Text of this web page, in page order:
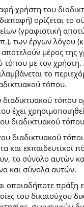
χρήστη του
ορίζεται το
(γραφιστική
των έργων λόγου
μέρος της
τόπου με τον
το
τόπου.
τόπου
έχει
διαδικτυακού
διαδικτυακού
και εκπαιδευτικοί
το σύνολο αυτών
και σύνολα αυτών.
οποιαδήποτε πράξη
του δικαιούχου